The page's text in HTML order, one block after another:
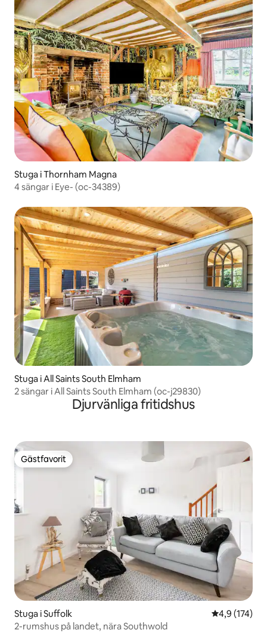
Stuga i Thornham Magna
4 sängar i Eye- (oc-34389)
Stuga i All Saints South Elmham
2 sängar i All Saints South Elmham (oc-j29830)
Djurvänliga fritidshus
Gästfavorit
Gästfavorit
Stuga i Suffolk 4,9 av 5 i
4,9 (174)
2-rumshus på landet, nära Southwold